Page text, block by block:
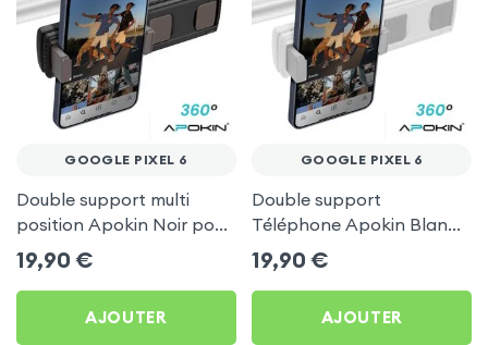
GOOGLE PIXEL 6
Double support multi
position Apokin Noir pour
Google Pixel 6
19,90 €
AJOUTER
GOOGLE PIXEL 6
Double support
Téléphone Apokin Blanc
pour Tiktok, Insta,
Snapchat, Youtube, Vlog
et Twitch
19,90 €
AJOUTER